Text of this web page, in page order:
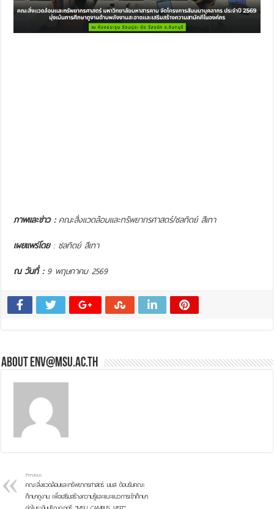
ภาพและข่าว :คณะสิ่งแวดล้อมและทรัพยากรศาสตร์/ชลทิตย์ สีเทา
เผยแพร่โดย: ชลทิตย์ สีเทา
ณ วันที่ :9 พฤษภาคม 2569
About env@msu.ac.th
Previous
คณะสิ่งแวดล้อมและทรัพยากรศาสตร์ มมส ต้อนรับคณะ
ศึกษาดูงาน เพื่อเสริมสร้างความรู้และแนะแนวการเข้าศึกษา